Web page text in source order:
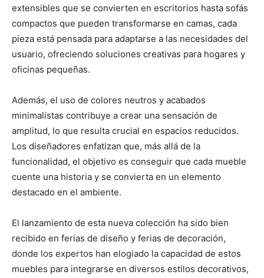
extensibles que se convierten en escritorios hasta sofás
compactos que pueden transformarse en camas, cada
pieza está pensada para adaptarse a las necesidades del
usuario, ofreciendo soluciones creativas para hogares y
oficinas pequeñas.
Además, el uso de colores neutros y acabados
minimalistas contribuye a crear una sensación de
amplitud, lo que resulta crucial en espacios reducidos.
Los diseñadores enfatizan que, más allá de la
funcionalidad, el objetivo es conseguir que cada mueble
cuente una historia y se convierta en un elemento
destacado en el ambiente.
El lanzamiento de esta nueva colección ha sido bien
recibido en ferias de diseño y ferias de decoración,
donde los expertos han elogiado la capacidad de estos
muebles para integrarse en diversos estilos decorativos,